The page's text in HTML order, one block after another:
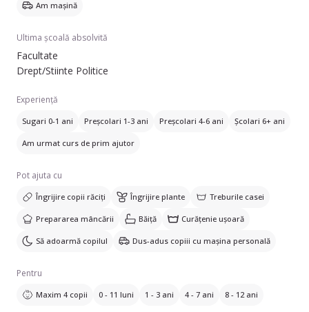
Am mașină
Ultima școală absolvită
Facultate
Drept/Stiinte Politice
Experiență
Sugari 0-1 ani Preșcolari 1-3 ani Preșcolari 4-6 ani Școlari 6+ ani
Am urmat curs de prim ajutor
Pot ajuta cu
Îngrijire copii răciți Îngrijire plante Treburile casei
Prepararea mâncării Băiță Curățenie ușoară
Să adoarmă copilul Dus-adus copiii cu mașina personală
Pentru
Maxim 4 copii 0 - 11 luni 1 - 3 ani 4 - 7 ani 8 - 12 ani